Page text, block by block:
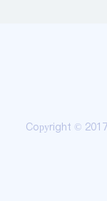
Copyright ©